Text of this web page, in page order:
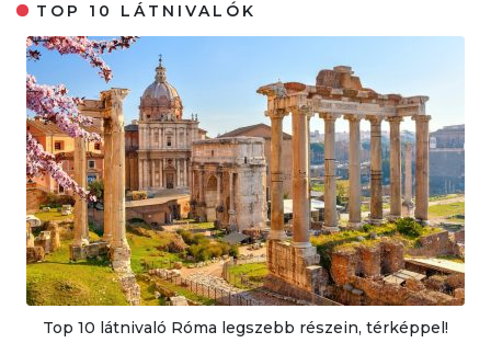
TOP 10 LÁTNIVALÓK
Top 10 látnivaló Róma legszebb részein, térképpel!